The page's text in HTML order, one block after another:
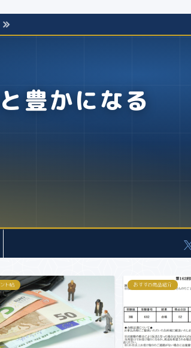
豊かになる
ト帖 おすすめ商品紹介